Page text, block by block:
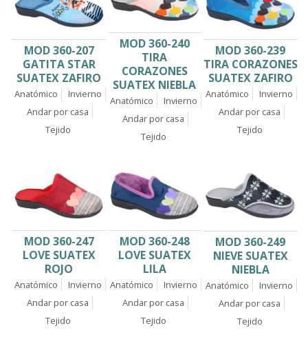
MOD 360-207
GATITA STAR
SUATEX ZAFIRO
Anatómico
Invierno
Andar por casa
Tejido
MOD 360-240
TIRA
CORAZONES
SUATEX NIEBLA
Anatómico
Invierno
Andar por casa
Tejido
MOD 360-239
TIRA CORAZONES
SUATEX ZAFIRO
Anatómico
Invierno
Andar por casa
Tejido
MOD 360-247
LOVE SUATEX
ROJO
Anatómico
Invierno
Andar por casa
Tejido
MOD 360-248
LOVE SUATEX
LILA
Anatómico
Invierno
Andar por casa
Tejido
MOD 360-249
NIEVE SUATEX
NIEBLA
Anatómico
Invierno
Andar por casa
Tejido